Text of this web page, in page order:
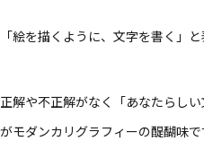
「絵を描くように、文字を書く」
正解や不正解がなく「あなたらし
がモダンカリグラフィーの醍醐味で